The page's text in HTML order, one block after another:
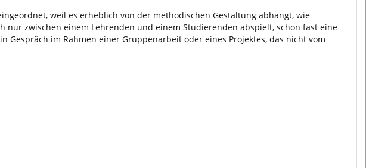
weil es erheblich von der methodischen Gestaltung abhängt, wie
zwischen einem Lehrenden und einem Studierenden abspielt, schon fast eine
im Rahmen einer Gruppenarbeit oder eines Projektes, das nicht vom